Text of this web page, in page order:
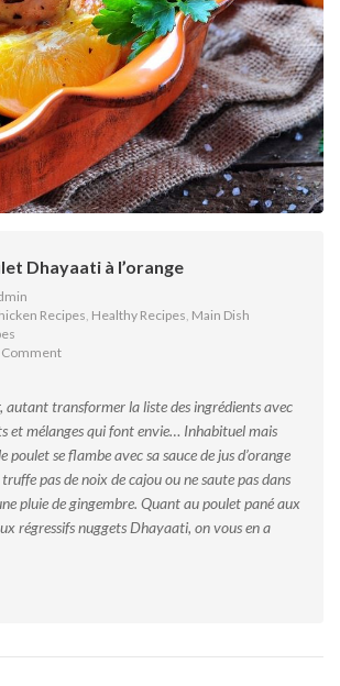
Dhayaati à l’orange
Recipes, Healthy Recipes, Main Dish
Comment
autant transformer la liste des ingrédients avec
et mélanges qui font envie… Inhabituel mais
poulet se flambe avec sa sauce de jus d’orange
truffe pas de noix de cajou ou ne saute pas dans
pluie de gingembre. Quant au poulet pané aux
régressifs nuggets Dhayaati, on vous en a